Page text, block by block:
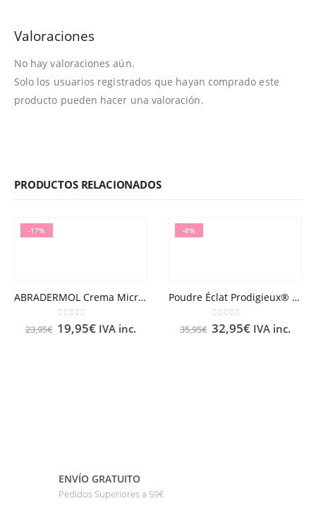
Valoraciones
No hay valoraciones aún.
Solo los usuarios registrados que hayan comprado este
producto pueden hacer una valoración.
PRODUCTOS RELACIONADOS
-17%
ABRADERMOL Crema Microdermoabrasión 50 ml
0 out of 5
23,95€ 19,95€ IVA inc.
-8%
Poudre Éclat Prodigieux® NUXE 25g
0out of 5
35,95€ 32,95€ IVA inc.
ENVÍO GRATUITO
Pedidos Superiores a 59€